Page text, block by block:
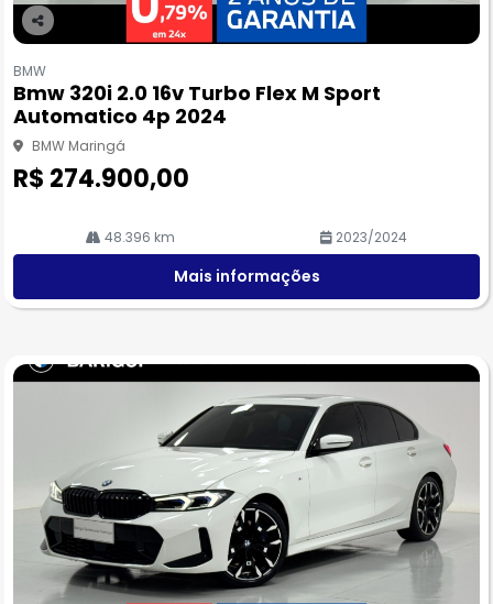
Co
pa
rtil
he
BMW
Bmw 320i 2.0 16v Turbo Flex M Sport
Automatico 4p 2024
BMW Maringá
R$ 274.900,00
48.396 km 2023/2024
Mais informações